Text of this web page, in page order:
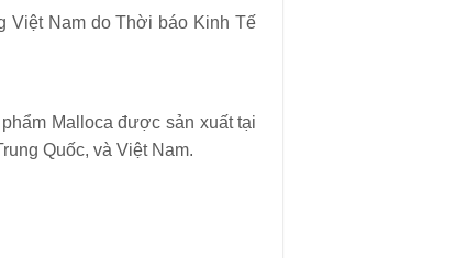
Việt Nam do Thời báo Kinh Tế
Malloca được sản xuất tại
Quốc, và Việt Nam.